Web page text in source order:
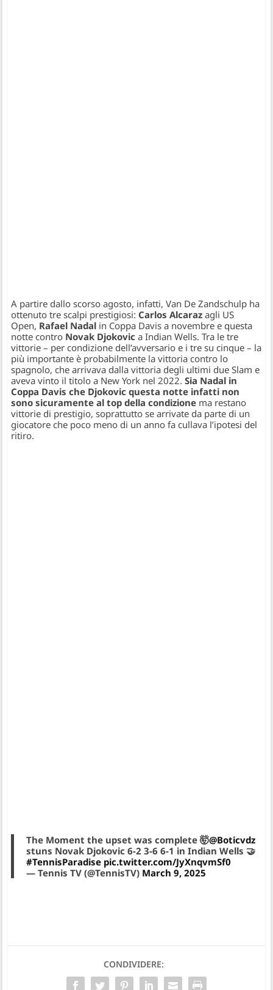
A partire dallo scorso agosto, infatti, Van De Zandschulp ha
ottenuto tre scalpi prestigiosi:Carlos Alcarazagli US
Open, Rafael Nadal in Coppa Davis a novembre e questa
notte contro Novak Djokovic a Indian Wells. Tra le tre
vittorie – per condizione dell’avversario e i tre su cinque – la
più importante è probabilmente la vittoria contro lo
spagnolo, che arrivava dalla vittoria degli ultimi due Slam e
aveva vinto il titolo a New York nel 2022.Sia Nadal in
Coppa Davis che Djokovic questa notte infatti non
sono sicuramente al top della condizione ma restano
vittorie di prestigio, soprattutto se arrivate da parte di un
giocatore che poco meno di un anno fa cullava l’ipotesi del
ritiro.
The Moment the upset was complete 🤯@Boticvdz
stuns Novak Djokovic 6-2 3-6 6-1 in Indian Wells 🤝
#TennisParadise pic.twitter.com/JyXnqvmSf0
— Tennis TV (@TennisTV) March 9, 2025
CONDIVIDERE: